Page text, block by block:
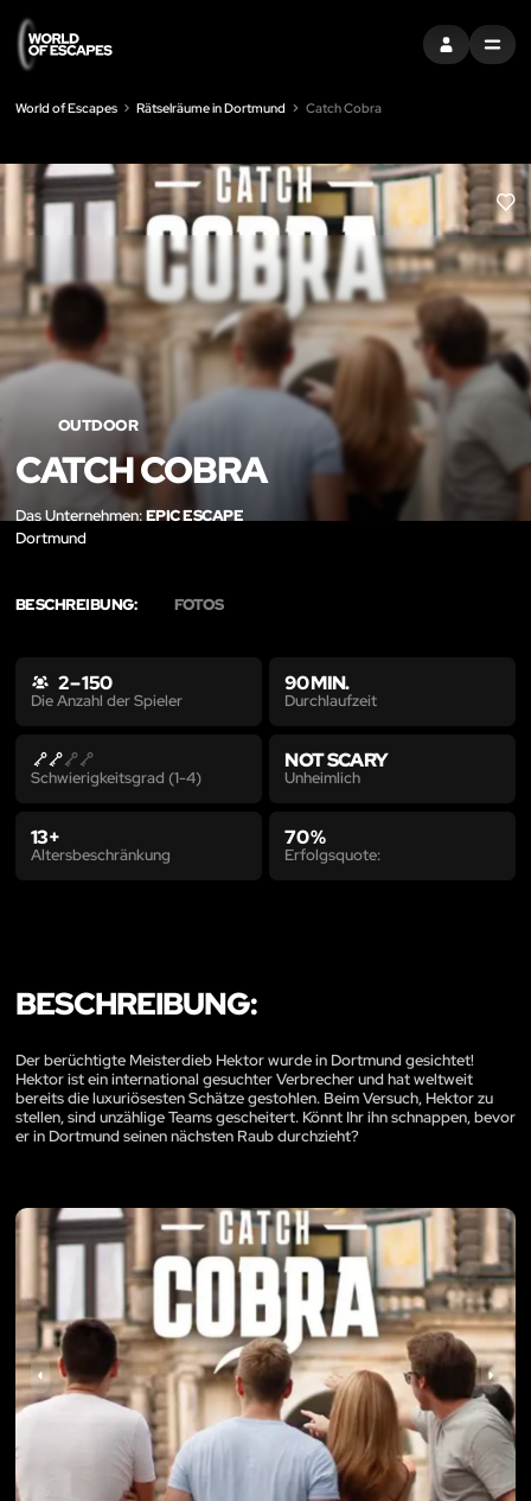
EINTRAGEN
MENU
World of Escapes Rätselräume in Dortmund Catch Cobra
LIKE
OUTDOOR
CATCH COBRA
Das Unternehmen:EPIC ESCAPE
Dortmund
BESCHREIBUNG: FOTOS
2 – 150
Die Anzahl der Spieler
90 MIN.
Durchlaufzeit
Schwierigkeitsgrad (1-4)
NOT SCARY
Unheimlich
13+
Altersbeschränkung
70 %
Erfolgsquote:
BESCHREIBUNG:
Der berüchtigte Meisterdieb Hektor wurde in Dortmund gesichtet!
Hektor ist ein international gesuchter Verbrecher und hat weltweit
bereits die luxuriösesten Schätze gestohlen. Beim Versuch, Hektor zu
stellen, sind unzählige Teams gescheitert. Könnt Ihr ihn schnappen, bevor
er in Dortmund seinen nächsten Raub durchzieht?